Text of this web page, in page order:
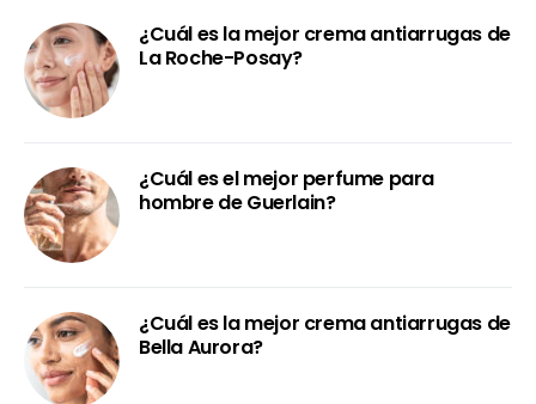
¿Cuál es la mejor crema antiarrugas de
La Roche-Posay?
¿Cuál es el mejor perfume para
hombre de Guerlain?
¿Cuál es la mejor crema antiarrugas de
Bella Aurora?